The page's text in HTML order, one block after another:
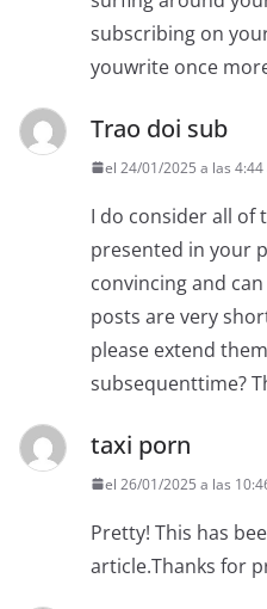
subscribing on
youwrite once
Trao doi sub
el 24/01/2025 a las 4:44
I do consider all of
presented in your
convincing and
posts are very
please extend
subsequenttime?
taxi porn
el 26/01/2025 a las
Pretty! This has
article.Thanks for